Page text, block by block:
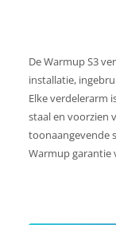
De Warmup S3
installatie,
Elke verdelerarm
staal en voorzien
toonaangevende
Warmup garantie